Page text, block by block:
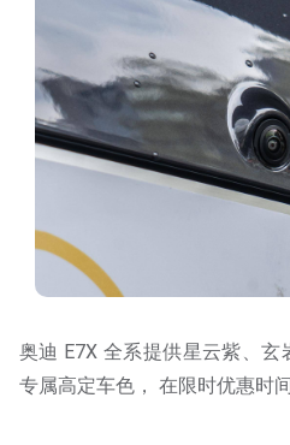
奥迪 E7X 全系提供星云紫、
专属高定车色， 在限时优惠时